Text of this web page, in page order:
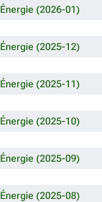
Énergie (2026-01)
Énergie (2025-12)
Énergie (2025-11)
Énergie (2025-10)
Énergie (2025-09)
Énergie (2025-08)